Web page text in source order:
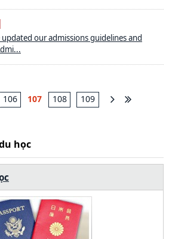
our admissions guidelines and
106 107 108 109
học